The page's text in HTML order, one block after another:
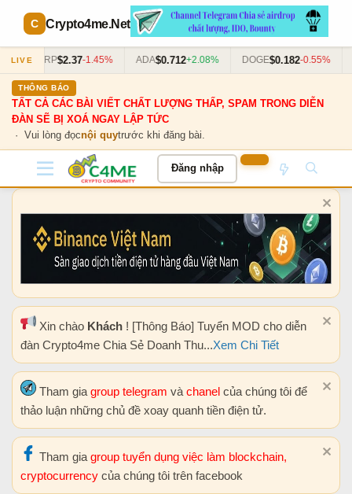
Crypto4me.Net
LIVEXRP$2.37-1.45% ADA$0.712+2.08% DOGE$0.182-0.55%
THÔNG BÁO
TẤT CẢ CÁC BÀI VIẾT CHẤT LƯỢNG THẤP, SPAM TRONG DIỄN
ĐÀN SẼ BỊ XOÁ NGAY LẬP TỨC
· Vui lòng đọcnội quytrước khi đăng bài.
Đăng nhập
Xin chào Khách ! [Thông Báo] Tuyển MOD cho diễn
đàn Crypto4me Chia Sẻ Doanh Thu...Xem Chi Tiết
Tham gia group telegram và chanel của chúng tôi để
thảo luận những chủ đề xoay quanh tiền điện tử.
Tham gia group tuyển dụng việc làm blockchain,
cryptocurrency của chúng tôi trên facebook